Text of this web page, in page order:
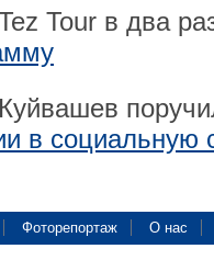
Tour в два
Куйвашев
в социальную
Фоторепортаж О нас